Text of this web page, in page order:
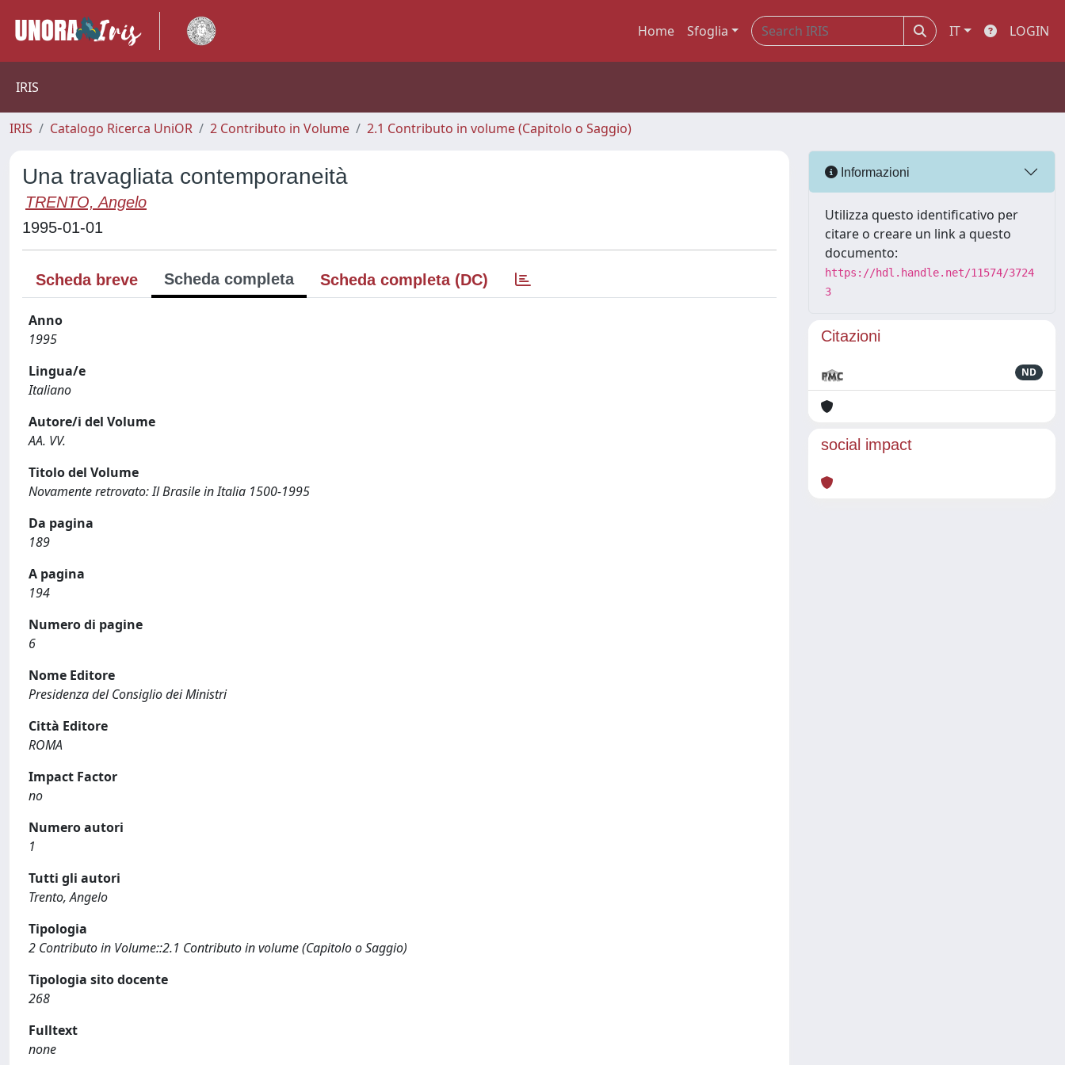
Home Sfoglia IT LOGIN
IRIS
IRIS Catalogo Ricerca UniOR 2 Contributo in Volume 2.1 Contributo in volume (Capitolo o Saggio)
Una travagliata contemporaneità
TRENTO, Angelo
1995-01-01
Scheda breve Scheda completa Scheda completa (DC)
Anno
1995
Lingua/e
Italiano
Autore/i del Volume
AA. VV.
Titolo del Volume
Novamente retrovato: Il Brasile in Italia 1500-1995
Da pagina
189
A pagina
194
Numero di pagine
6
Nome Editore
Presidenza del Consiglio dei Ministri
Città Editore
ROMA
Impact Factor
no
Numero autori
1
Tutti gli autori
Trento, Angelo
Tipologia
2 Contributo in Volume::2.1 Contributo in volume (Capitolo o Saggio)
Tipologia sito docente
268
Fulltext
none
Informazioni
Utilizza questo identificativo per
citare o creare un link a questo
documento:
https://hdl.handle.net/11574/3724
3
Citazioni
ND
social impact